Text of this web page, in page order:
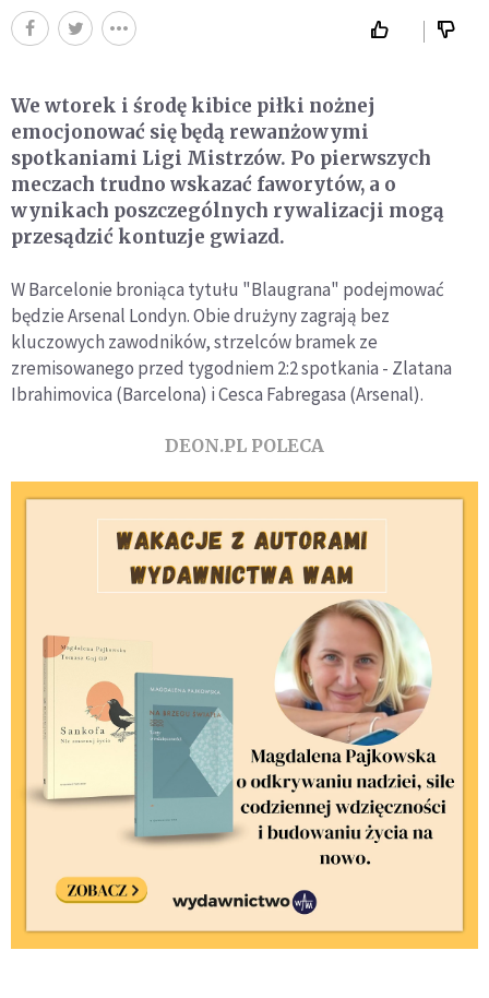
We wtorek i środę kibice piłki nożnej
emocjonować się będą rewanżowymi
spotkaniami Ligi Mistrzów. Po pierwszych
meczach trudno wskazać faworytów, a o
wynikach poszczególnych rywalizacji mogą
przesądzić kontuzje gwiazd.
W Barcelonie broniąca tytułu "Blaugrana" podejmować
będzie Arsenal Londyn. Obie drużyny zagrają bez
kluczowych zawodników, strzelców bramek ze
zremisowanego przed tygodniem 2:2 spotkania - Zlatana
Ibrahimovica (Barcelona) i Cesca Fabregasa (Arsenal).
DEON.PL POLECA